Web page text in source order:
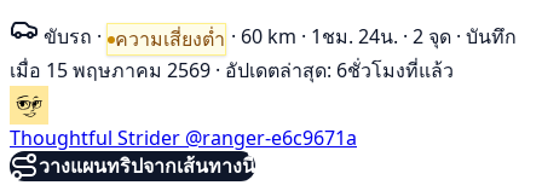
ขับรถ · ความเสี่ยงต่ำ · 60 km · 1ชม. 24น. · 2 จุด · บันทึก
เมื่อ 15 พฤษภาคม 2569 · อัปเดตล่าสุด: 6ชั่วโมงที่แล้ว
Thoughtful Strider @ranger-e6c9671a
วางแผนทริปจากเส้นทางนี้